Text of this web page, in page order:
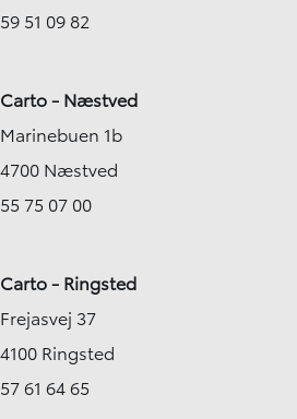
59 51 09 82
Carto - Næstved
Marinebuen 1b
4700 Næstved
55 75 07 00
Carto - Ringsted
Frejasvej 37
4100 Ringsted
57 61 64 65